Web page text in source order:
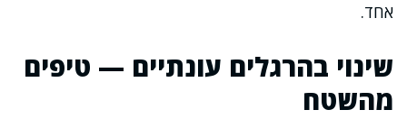
אחד.
שינוי בהרגלים עונתיים — טיפים
מהשטח